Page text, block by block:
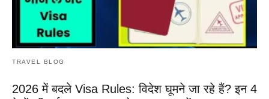
TRAVEL BLOG
2026 में बदले Visa Rules: विदेश घूमने जा रहे हैं? इन 4